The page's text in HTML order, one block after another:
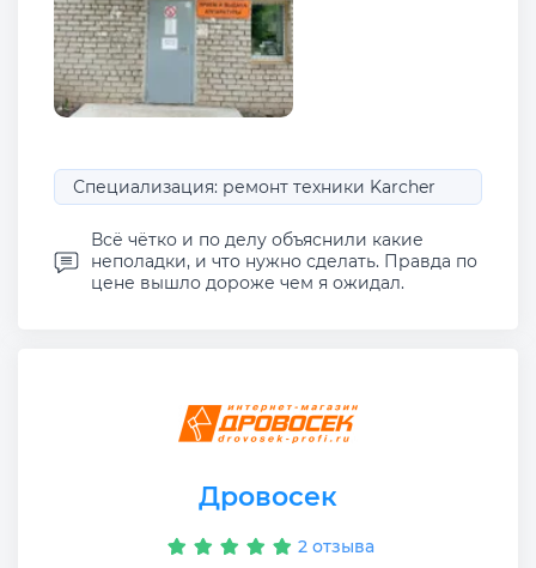
Специализация: ремонт техники Karcher
Всё чётко и по делу объяснили какие
неполадки, и что нужно сделать. Правда по
цене вышло дороже чем я ожидал.
Дровосек
2 отзыва